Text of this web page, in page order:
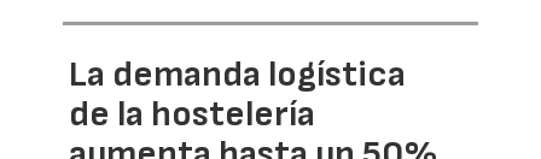
La demanda logística
de la hostelería